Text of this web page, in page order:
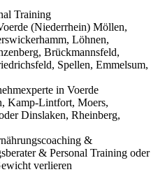
Training
(Niederrhein) Möllen,
Löhnen,
Brückmannsfeld,
Spellen, Emmelsum,
in Voerde
Kamp-Lintfort, Moers,
Dinslaken, Rheinberg,
&
& Personal Training oder
verlieren